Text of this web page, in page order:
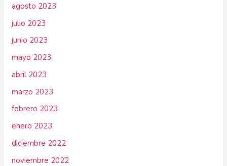
agosto 2023
julio 2023
junio 2023
mayo 2023
abril 2023
marzo 2023
febrero 2023
enero 2023
diciembre 2022
noviembre 2022